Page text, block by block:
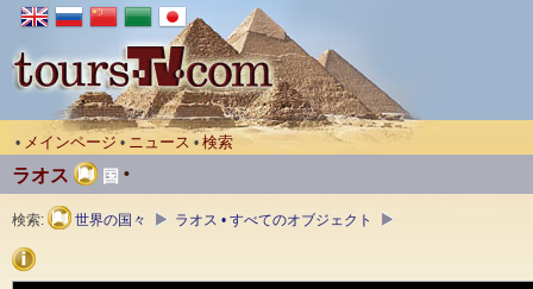
• メインページ • ニュース • 検索
ラオス 国 •
検索: 世界の国々 ラオス • すべてのオブジェクト